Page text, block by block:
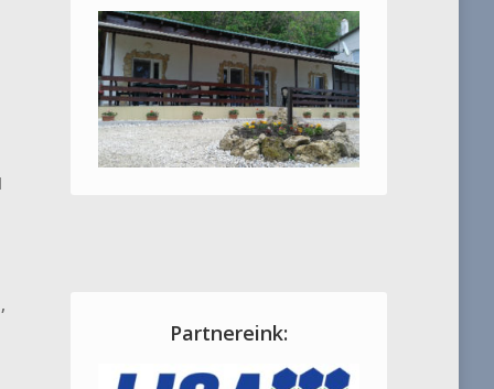
Partnereink: